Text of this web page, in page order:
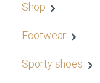
Shop
Footwear
Sporty shoes